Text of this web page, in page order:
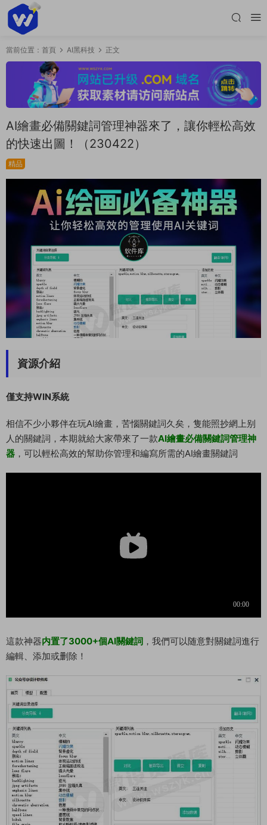
當前位置： 首頁 AI黑科技 正文
AI繪畫必備關鍵詞管理神器來了，讓你輕松高效
的快速出圖！（230422）
精品
資源介紹
僅支持WIN系統
相信不少小夥伴在玩AI繪畫，苦惱關鍵詞久矣，隻能照抄網上别
人的關鍵詞，本期就給大家帶來了一款AI繪畫必備關鍵詞管理神
器 ，可以輕松高效的幫助你管理和編寫所需的AI繪畫關鍵詞
這款神器内置了3000+個AI關鍵詞 ，我們可以随意對關鍵詞進行
編輯、添加或删除！